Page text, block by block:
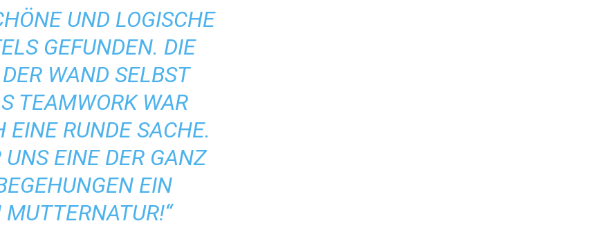
UND LOGISCHE
GEFUNDEN. DIE
WAND SELBST
TEAMWORK WAR
RUNDE SACHE.
EINE DER GANZ
EIN G